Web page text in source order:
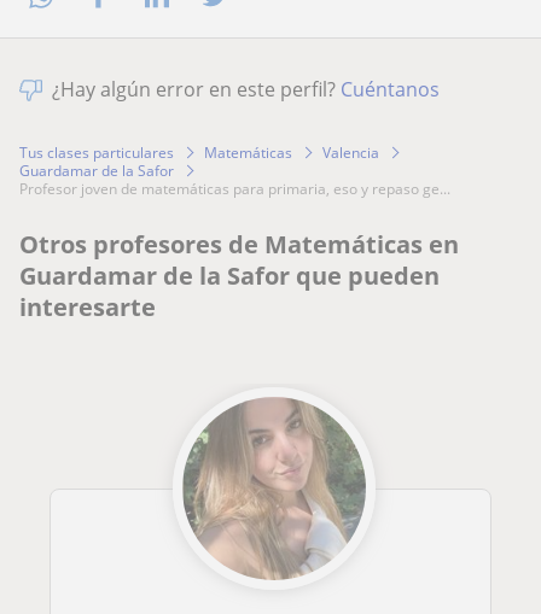
¿Hay algún error en este perfil? Cuéntanos
Tus clases particulares Matemáticas
Valencia
Guardamar de la Safor
profesor joven de matemáticas para primaria, eso y repaso ge...
Otros profesores de Matemáticas en
Guardamar de la Safor que pueden
interesarte